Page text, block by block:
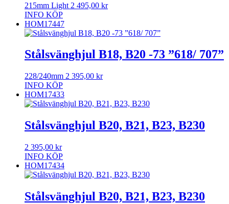
215mm Light 2 495,00 kr
INFO KÖP
HOM17447
Stålsvänghjul B18, B20 -73 ”618/ 707”
228/240mm 2 395,00 kr
INFO KÖP
HOM17433
Stålsvänghjul B20, B21, B23, B230
2 395,00 kr
INFO KÖP
HOM17434
Stålsvänghjul B20, B21, B23, B230